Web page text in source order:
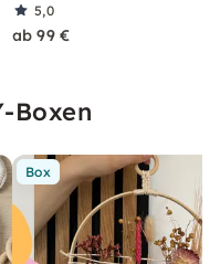
5,0
ab 99 €
Boxen
Box